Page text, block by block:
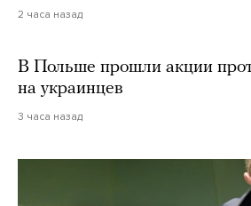
2 часа назад
В Польше прошли акции
на украинцев
3 часа назад